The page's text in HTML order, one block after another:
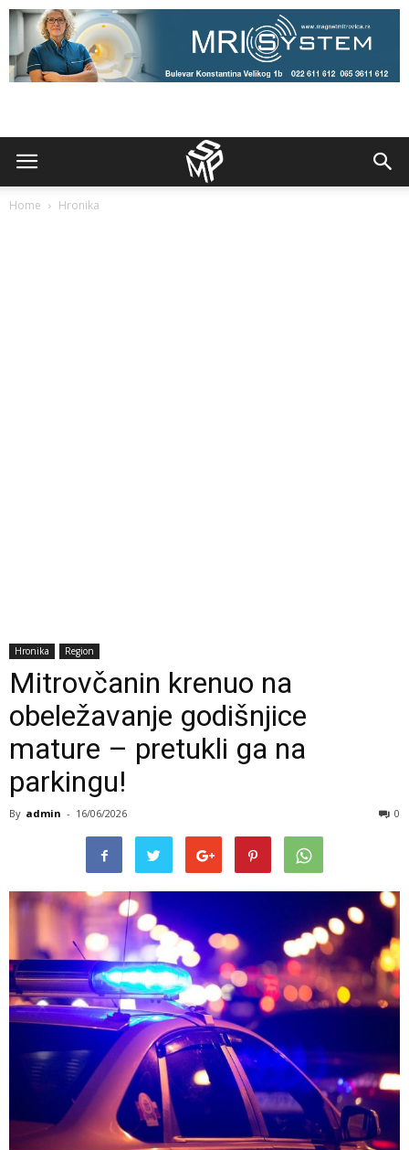
Home Hronika
Hronika Region
Mitrovčanin krenuo na
obeležavanje godišnjice
mature – pretukli ga na
parkingu!
By admin - 16/06/2026 0